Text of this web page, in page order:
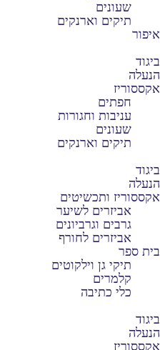
שעונים
תיקים וארנקים
איפור
ביגוד
הנעלה
אקססוריז
חפתים
עניבות וחגורות
שעונים
תיקים וארנקים
ביגוד
הנעלה
אקססוריז ותכשיטים
אביזרים לשיער
גרבים וגרביונים
אביזרים לחורף
בית ספר
תיקי גן וילקוטים
קלמרים
כלי כתיבה
ביגוד
הנעלה
אקססוריז